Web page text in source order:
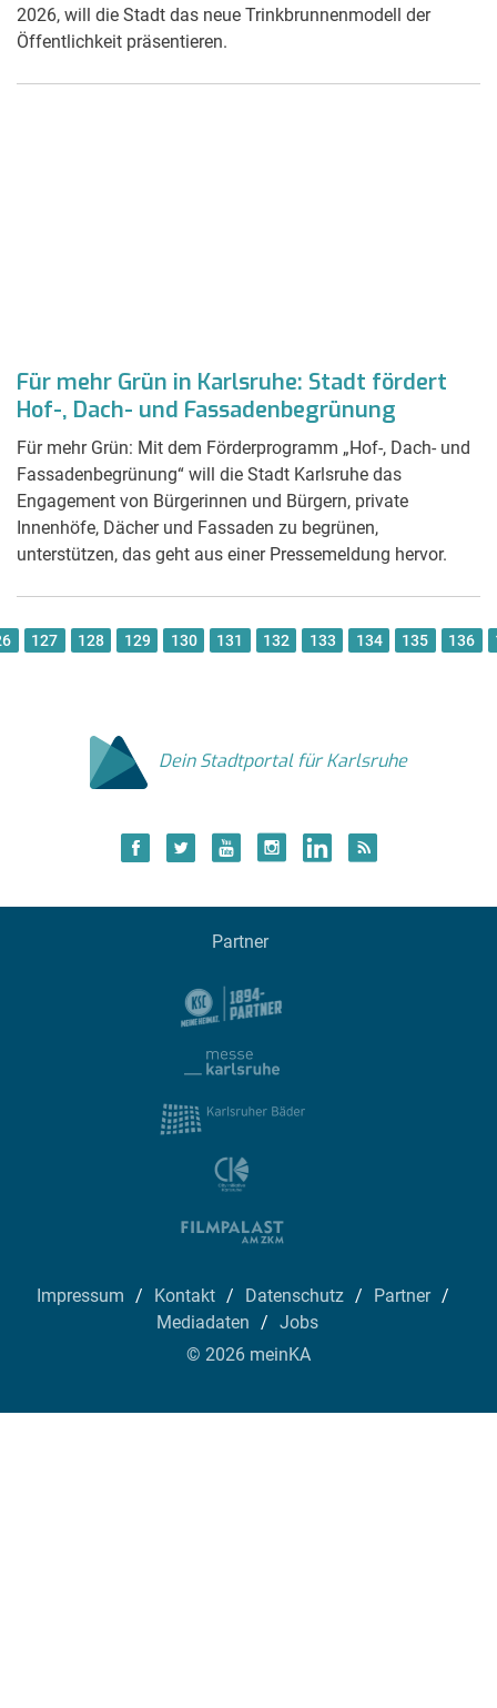
2026, will die Stadt das neue Trinkbrunnenmodell der
Öffentlichkeit präsentieren.
Für mehr Grün in Karlsruhe: Stadt fördert
Hof-, Dach- und Fassadenbegrünung
Für mehr Grün: Mit dem Förderprogramm „Hof-, Dach- und
Fassadenbegrünung“ will die Stadt Karlsruhe das
Engagement von Bürgerinnen und Bürgern, private
Innenhöfe, Dächer und Fassaden zu begrünen,
unterstützen, das geht aus einer Pressemeldung hervor.
127 128 129 130 131 132 133 134 135 136
Dein Stadtportal für Karlsruhe
Partner
Impressum Kontakt Datenschutz
Partner
Mediadaten
Jobs
© 2026 meinKA